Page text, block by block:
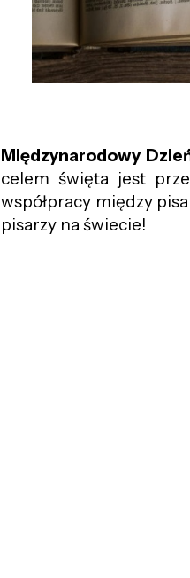
Międzynarodowy
celem święta jest
współpracy między
pisarzy na świecie!